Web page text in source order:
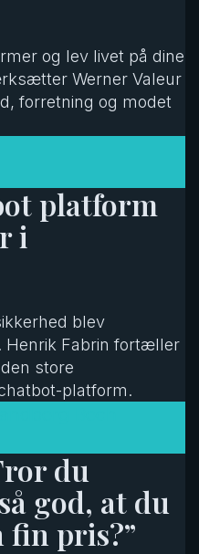
og lev livet på dine
Werner Valeur
forretning og modet
platform
i
blev
Henrik Fabrin fortæller
store
platform.
du
god, at du
fin pris?”